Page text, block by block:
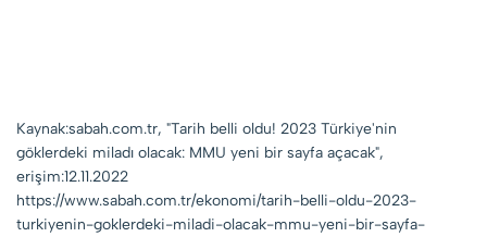
Kaynak:sabah.com.tr, "Tarih belli oldu! 2023 Türkiye'nin
göklerdeki miladı olacak: MMU yeni bir sayfa açacak",
erişim:12.11.2022
https://www.sabah.com.tr/ekonomi/tarih-belli-oldu-2023-
turkiyenin-goklerdeki-miladi-olacak-mmu-yeni-bir-sayfa-